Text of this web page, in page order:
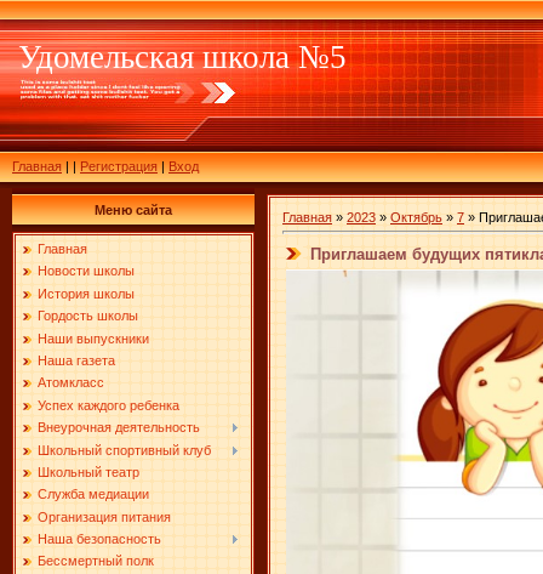
Удомельская школа №5
Главная||Регистрация|Вход
Меню сайта
Главная
Новости школы
История школы
Гордость школы
Наши выпускники
Наша газета
Атомкласс
Успех каждого ребенка
Внеурочная деятельность
Школьный спортивный клуб
Школьный театр
Служба медиации
Организация питания
Наша безопасность
Бессмертный полк
Главная » 2023 » Октябрь » 7 »
Приглашаем будущих